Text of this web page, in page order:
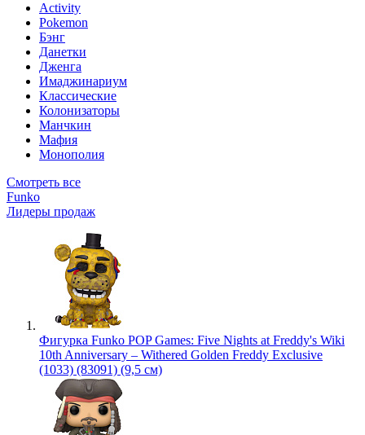
Activity
Pokemon
Бэнг
Данетки
Дженга
Имаджинариум
Классические
Колонизаторы
Манчкин
Мафия
Монополия
Смотреть все
Funko
Лидеры продаж
Фигурка Funko POP Games: Five Nights at Freddy's Wiki
10th Anniversary – Withered Golden Freddy Exclusive
(1033) (83091) (9,5 см)